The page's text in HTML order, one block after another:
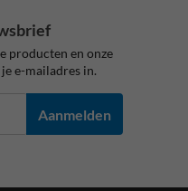
producten en onze
e-mailadres in.
Aanmelden